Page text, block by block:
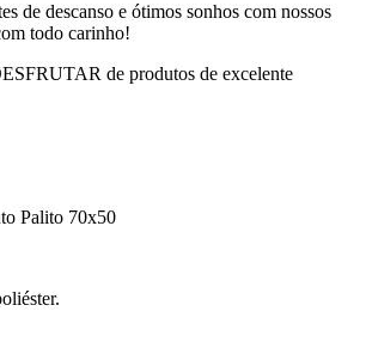
de descanso e ótimos sonhos com nossos
todo carinho!
de produtos de excelente
Palito 70x50